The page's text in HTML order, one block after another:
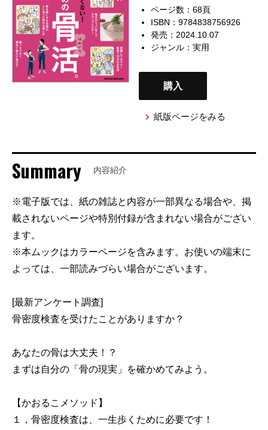
ページ数：68頁
ISBN：9784838756926
発売：2024.10.07
ジャンル：実用
購入
紙版ページをみる
Summary 内容紹介
※電子版では、紙の雑誌と内容が一部異なる場合や、掲
載されないページや特別付録が含まれない場合がござい
ます。
※本ムックはカラーページを含みます。お使いの端末に
よっては、一部読みづらい場合がございます。
[最新アンケート調査]
骨密度検査を受けたことがありますか？
あなたの骨は大丈夫！？
まずは自分の「骨の現実」を確かめてみよう。
【かおるこメソッド】
１，骨密度検査は、一生歩くために必要です！